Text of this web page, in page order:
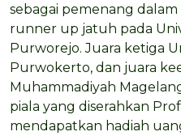
sebagai pemenang
runner up jatuh pada
Purworejo. Juara ketiga
Purwokerto, dan juara
Muhammadiyah
piala yang diserahkan
mendapatkan hadiah